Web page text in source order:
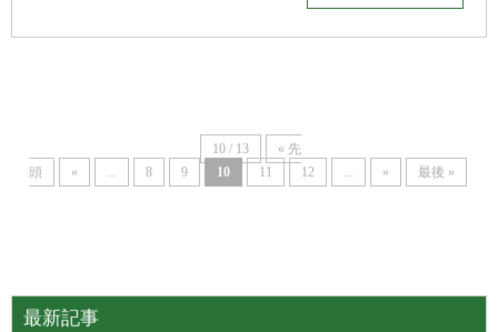
10 / 13
« 先
頭
« ... 8 9 10 11 12 ... » 最後 »
最新記事